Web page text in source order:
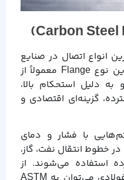
انواع اتصال در صنایع
نفت، گاز و پتروشیمی است. این نوع Flange معمولاً از
دلیل استحکام بالا،
گزینه‌ای اقتصادی و
با فشار و دمای
خطوط انتقال نفت، گاز،
استفاده می‌شوند. از